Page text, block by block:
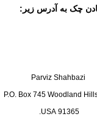
Parviz Shahbazi
P.O. Box 745 Woodland
91365 USA.